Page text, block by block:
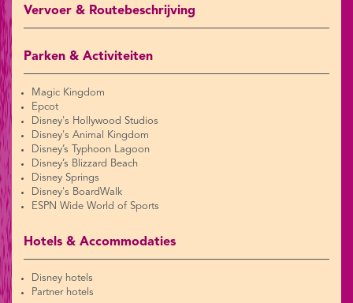
Vervoer & Routebeschrijving
Parken & Activiteiten
Magic Kingdom
Epcot
Disney's Hollywood Studios
Disney's Animal Kingdom
Disney’s Typhoon Lagoon
Disney’s Blizzard Beach
Disney Springs
Disney's BoardWalk
ESPN Wide World of Sports
Hotels & Accommodaties
Disney hotels
Partner hotels